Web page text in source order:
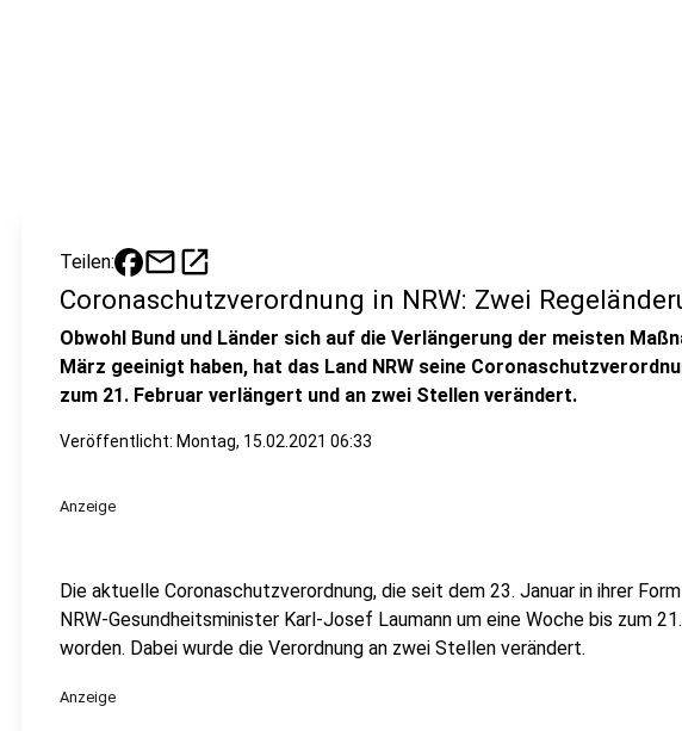
Teilen: mailopen_in_new
Coronaschutzverordnung in NRW: Zwei
Obwohl Bund und Länder sich auf die Verlängerung der meisten
März geeinigt haben, hat das Land NRW seine
zum 21. Februar verlängert und an zwei Stellen verändert.
Veröffentlicht: Montag, 15.02.2021 06:33
Anzeige
Die aktuelle Coronaschutzverordnung, die seit dem 23. Januar in ihrer
NRW-Gesundheitsminister Karl-Josef Laumann um eine Woche bis zum
worden. Dabei wurde die Verordnung an zwei Stellen verändert.
Anzeige